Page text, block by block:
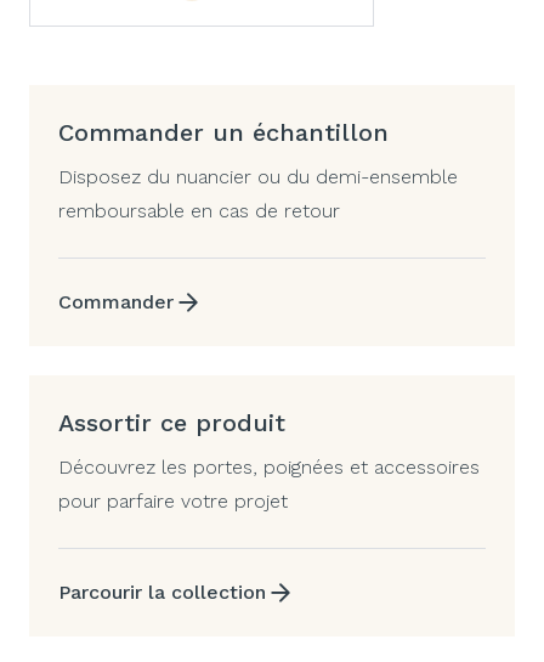
Commander un échantillon
Disposez du nuancier ou du demi-ensemble
remboursable en cas de retour
Commander
Assortir ce produit
Découvrez les portes, poignées et accessoires
pour parfaire votre projet
Parcourir la collection